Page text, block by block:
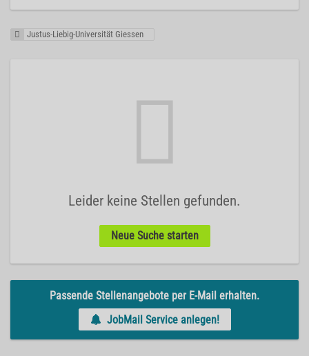
Justus-Liebig-Universität Giessen
Leider keine Stellen gefunden.
Neue Suche starten
Passende Stellenangebote per E-Mail erhalten.
JobMail Service anlegen!